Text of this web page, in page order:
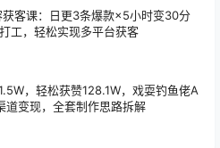
获客课：日更3条爆款×5小时变30分
工，轻松实现多平台获客
，轻松获赞128.1W，戏耍钓鱼佬A
道变现，全套制作思路拆解